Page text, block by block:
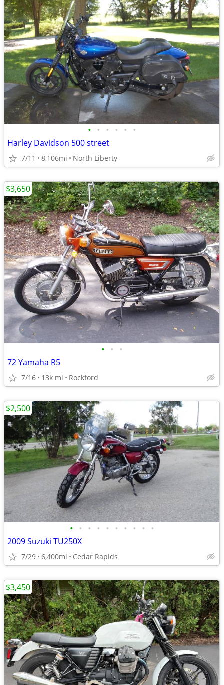
• • • • • •
Harley Davidson 500 street
7/11 8,106mi North Liberty
• • •
72 Yamaha R5
7/16 13k mi Rockford
$3,650
• • • • • • • • • •
2009 Suzuki TU250X
7/29 6,400mi Cedar Rapids
$2,500
$3,450